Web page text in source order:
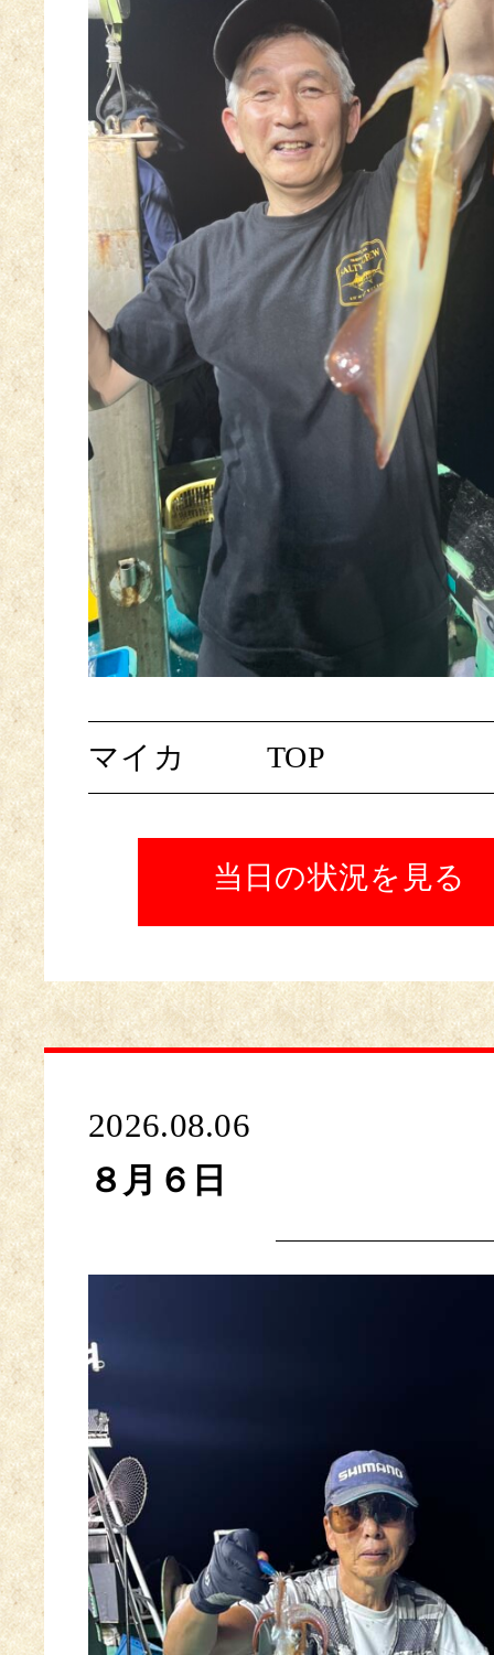
マイカ TOP
当日の状況を見る
2026.08.06
８月６日